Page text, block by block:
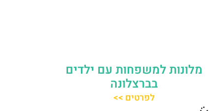
מלונות למשפחות עם ילדים
בברצלונה
לפרטים >>